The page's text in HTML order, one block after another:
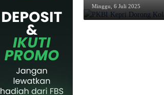
Minggu, 6 Juli 2025